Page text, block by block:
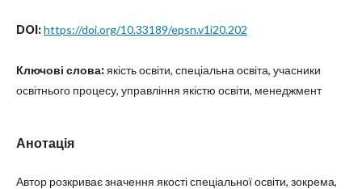
DOI:https://doi.org/10.33189/epsn.v1i20.202
Ключові слова:якість освіти, спеціальна освіта, учасники
освітнього процесу, управління якістю освіти, менеджмент
Анотація
Автор розкриває значення якості спеціальної освіти, зокрема,